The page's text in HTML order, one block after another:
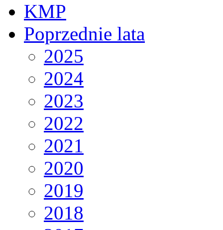
KMP
Poprzednie lata
2025
2024
2023
2022
2021
2020
2019
2018